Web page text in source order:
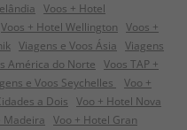
Voos + Hotel
Voos + Hotel Wellington Voos +
Viagens e Voos Ásia Viagens
América do Norte Voos TAP +
e Voos Seychelles
Voo +
a Dois Voo + Hotel Nova
Madeira Voo + Hotel Gran